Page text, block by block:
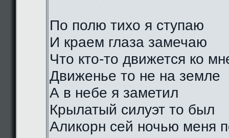
По полю тихо я ступаю
И краем глаза замечаю
Что кто-то движется ко
Движенье то не на земле
А в небе я заметил
Крылатый силуэт то был
Аликорн сей ночью меня